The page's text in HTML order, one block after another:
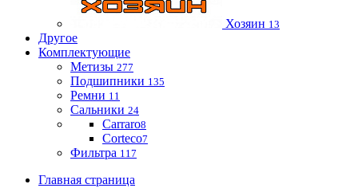
Хозяин 13
Другое
Комплектующие
Метизы 277
Подшипники 135
Ремни 11
Сальники 24
Carraro8
Corteco7
Фильтра 117
Главная страница